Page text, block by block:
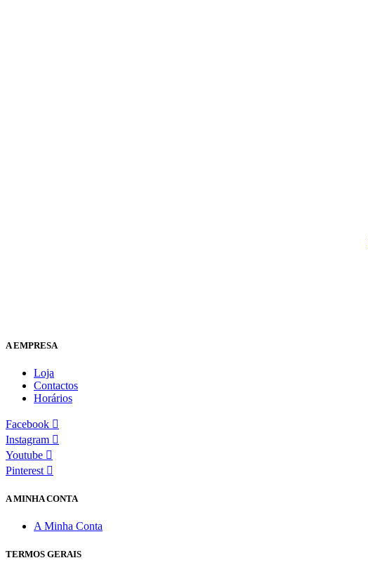
A EMPRESA
Loja
Contactos
Horários
Facebook
Instagram
Youtube
Pinterest
A MINHA CONTA
A Minha Conta
TERMOS GERAIS